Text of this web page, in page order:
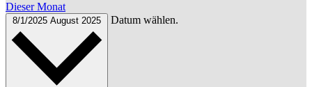
Dieser Monat
8/1/2025 August 2025 Datum wählen.